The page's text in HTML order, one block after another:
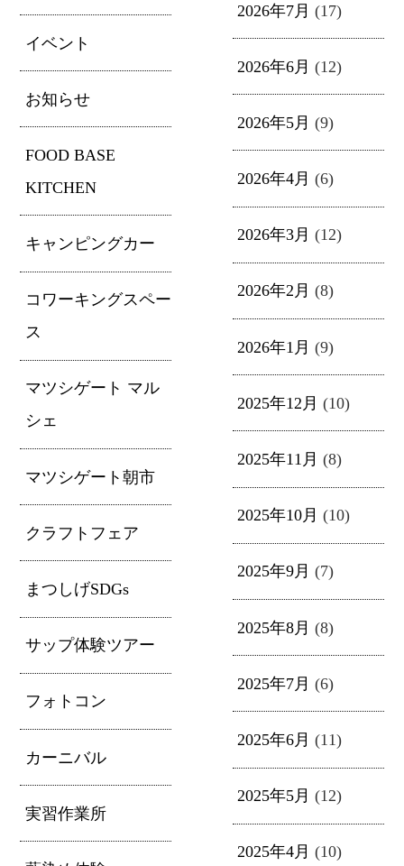
イベント
お知らせ
FOOD BASE
KITCHEN
キャンピングカー
コワーキングスペー
ス
マツシゲート マル
シェ
マツシゲート朝市
クラフトフェア
まつしげSDGs
サップ体験ツアー
フォトコン
カーニバル
実習作業所
2026年7月 (17)
2026年6月 (12)
2026年5月 (9)
2026年4月 (6)
2026年3月 (12)
2026年2月 (8)
2026年1月 (9)
2025年12月 (10)
2025年11月 (8)
2025年10月 (10)
2025年9月 (7)
2025年8月 (8)
2025年7月 (6)
2025年6月 (11)
2025年5月 (12)
2025年4月 (10)